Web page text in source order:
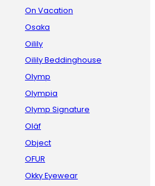
On Vacation
Osaka
Oilily
Oilily Beddinghouse
Olymp
Olympia
Olymp Signature
Oläf
Object
OFUR
Okky Eyewear